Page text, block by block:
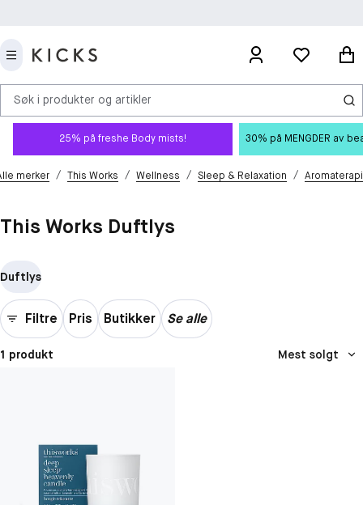
Søk i produkter og artikler
25% på freshe Body mists! 30% på MENGDER av
merker / This Works / Wellness / Sleep & Relaxation / Aromaterapi
This Works Duftlys
Duftlys
Filtre Pris Butikker Se alle
1 produkt Mest solgt